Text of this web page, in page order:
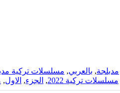
مدبلجة, بالعربي, مسلسلات تركية
مسلسلات تركية 2022 , الجزء, الاول,